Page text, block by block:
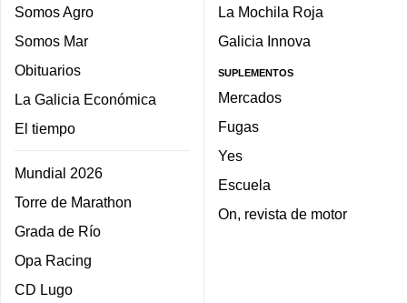
Somos Agro
Somos Mar
Obituarios
La Galicia Económica
El tiempo
Mundial 2026
Torre de Marathon
Grada de Río
Opa Racing
CD Lugo
La Mochila Roja
Galicia Innova
SUPLEMENTOS
Mercados
Fugas
Yes
Escuela
On, revista de motor